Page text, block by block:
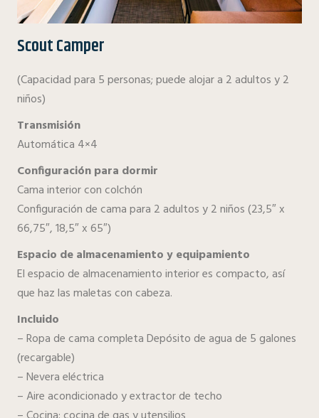
Scout Camper
(Capacidad para 5 personas; puede alojar a 2 adultos y 2
niños)
Transmisión
Automática 4×4
Configuración para dormir
Cama interior con colchón
Configuración de cama para 2 adultos y 2 niños (23,5″ x
66,75″, 18,5″ x 65″)
Espacio de almacenamiento y equipamiento
El espacio de almacenamiento interior es compacto, así
que haz las maletas con cabeza.
Incluido
– Ropa de cama completa Depósito de agua de 5 galones
(recargable)
– Nevera eléctrica
– Aire acondicionado y extractor de techo